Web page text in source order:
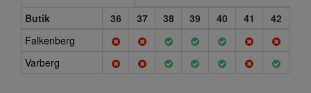
Butik
36 37 38 39 40 41
42
Falkenberg
Varberg